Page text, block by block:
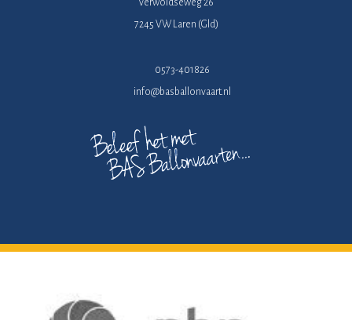
Verwoldseweg 26
7245 VW Laren (Gld)
0573-401826
info@basballonvaart.nl